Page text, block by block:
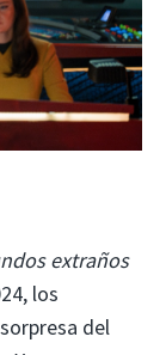
extraños
los
del